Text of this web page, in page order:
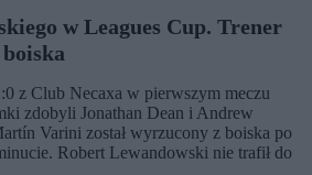
w Leagues Cup. Trener
z Club Necaxa w pierwszym meczu
zdobyli Jonathan Dean i Andrew
Varini został wyrzucony z boiska po
Robert Lewandowski nie trafił do